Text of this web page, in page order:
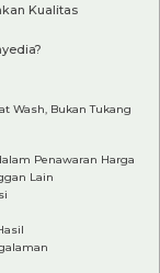
Kualitas
Wash, Bukan Tukang
Penawaran Harga
Lain